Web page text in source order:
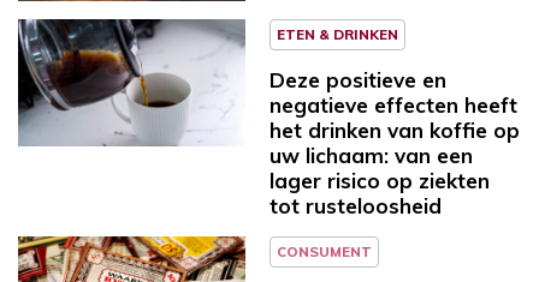
ETEN & DRINKEN
Deze positieve en
negatieve effecten heeft
het drinken van koffie op
uw lichaam: van een
lager risico op ziekten
tot rusteloosheid
CONSUMENT